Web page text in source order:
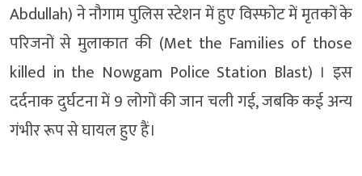
Abdullah) ने नौगाम पुलिस स्टेशन में हुए विस्फोट में मृतकों के
परिजनों से मुलाकात की (Met the Families of those
killed in the Nowgam Police Station Blast) । इस
दर्दनाक दुर्घटना में 9 लोगों की जान चली गई, जबकि कई अन्य
गंभीर रूप से घायल हुए हैं।